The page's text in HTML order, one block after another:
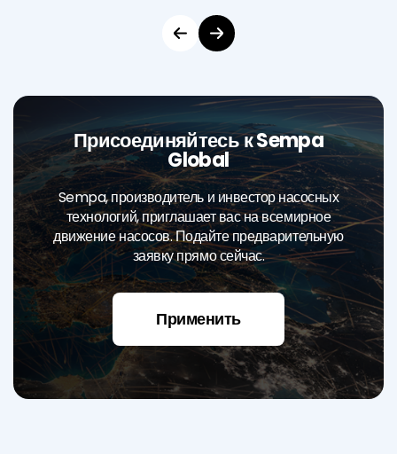
Присоединяйтесь к Sempa
Global
Sempa, производитель и инвестор насосных
технологий, приглашает вас на всемирное
движение насосов. Подайте предварительную
заявку прямо сейчас.
Применить